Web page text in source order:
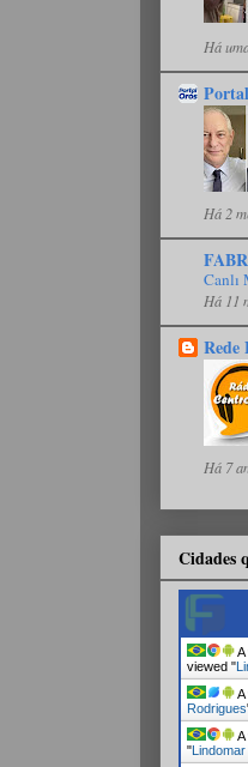
Há
Há 2
Canlı
Há 11
Rede
Há 7
Cidades
A
viewed "
A
Rodrigues
A
"